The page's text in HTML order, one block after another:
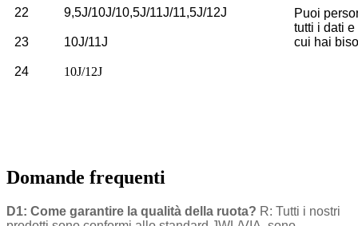
Puoi
tutti i dati
cui hai
22 9,5J/10J/10,5J/11J/11,5J/12J
23 10J/11J
24 10J/12J
Domande frequenti
D1: Come garantire la qualità della ruota? R: Tutti i nostri